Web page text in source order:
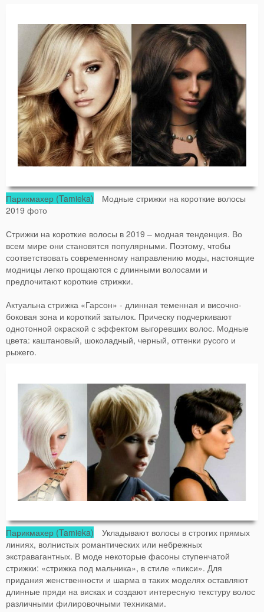
Парикмахер (Tamieka) Модные стрижки на короткие волосы
2019 фото
Стрижки на короткие волосы в 2019 – модная тенденция. Во
всем мире они становятся популярными. Поэтому, чтобы
соответствовать современному направлению моды, настоящие
модницы легко прощаются с длинными волосами и
предпочитают короткие стрижки.
Актуальна стрижка «Гарсон» - длинная теменная и височно-
боковая зона и короткий затылок. Прическу подчеркивают
однотонной окраской с эффектом выгоревших волос. Модные
цвета: каштановый, шоколадный, черный, оттенки русого и
рыжего.
Парикмахер (Tamieka) Укладывают волосы в строгих прямых
линиях, волнистых романтических или небрежных
экстравагантных. В моде некоторые фасоны ступенчатой
стрижки: «стрижка под мальчика», в стиле «пикси». Для
придания женственности и шарма в таких моделях оставляют
длинные пряди на висках и создают интересную текстуру волос
различными филировочными техниками.